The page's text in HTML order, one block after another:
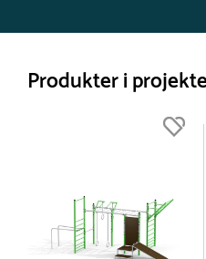
Produkter i